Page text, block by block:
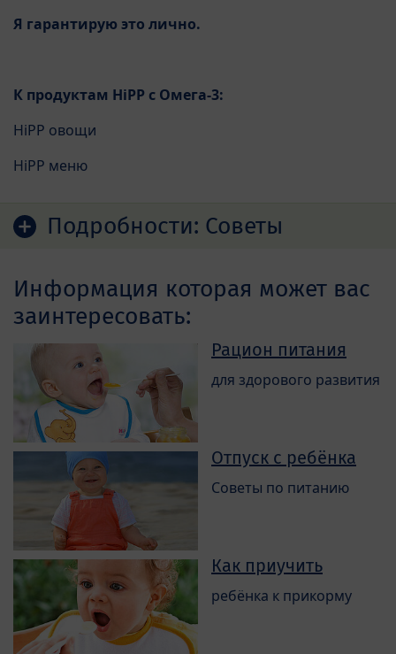
Я гарантирую это лично.
К продуктам HiPP с Омега-3:
HiPP овощи
HiPP меню
Подробности: Советы
Информация которая может вас
заинтересовать:
Рацион питания
для здорового развития
Отпуск с ребёнка
Советы по питанию
Как приучить
ребёнка к прикорму